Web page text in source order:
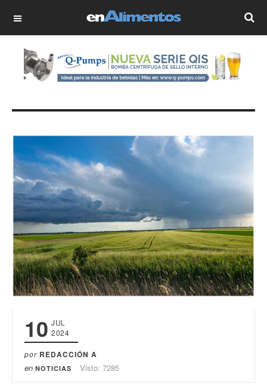
OFF CANVAS
10 JUL
2024
por REDACCIÓN A
en NOTICIAS Visto: 7285